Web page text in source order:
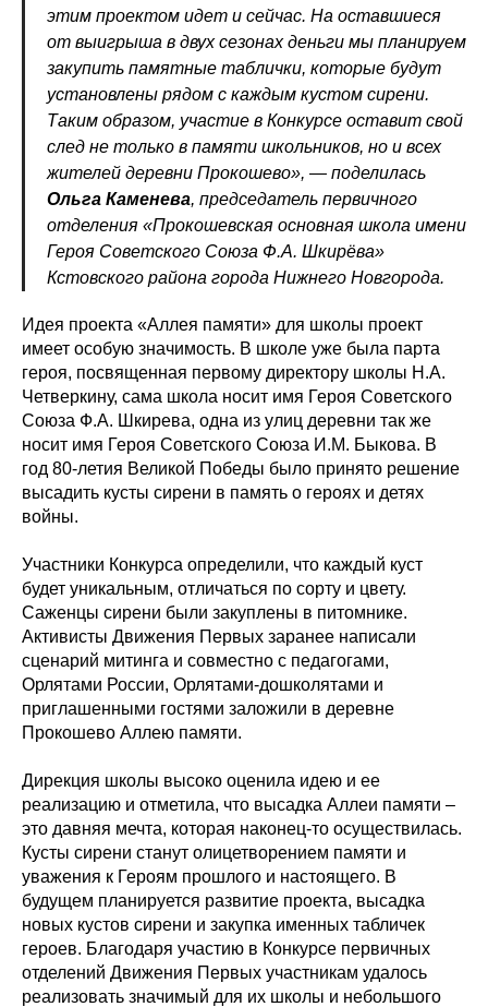
этим проектом идет и сейчас. На оставшиеся
от выигрыша в двух сезонах деньги мы планируем
закупить памятные таблички, которые будут
установлены рядом с каждым кустом сирени.
Таким образом, участие в Конкурсе оставит свой
след не только в памяти школьников, но и всех
жителей деревни Прокошево», — поделилась
Ольга Каменева, председатель первичного
отделения «Прокошевская основная школа имени
Героя Советского Союза Ф.А. Шкирёва»
Кстовского района города Нижнего Новгорода.
Идея проекта «Аллея памяти» для школы проект
имеет особую значимость. В школе уже была парта
героя, посвященная первому директору школы Н.А.
Четверкину, сама школа носит имя Героя Советского
Союза Ф.А. Шкирева, одна из улиц деревни так же
носит имя Героя Советского Союза И.М. Быкова. В
год 80-летия Великой Победы было принято решение
высадить кусты сирени в память о героях и детях
войны.
Участники Конкурса определили, что каждый куст
будет уникальным, отличаться по сорту и цвету.
Саженцы сирени были закуплены в питомнике.
Активисты Движения Первых заранее написали
сценарий митинга и совместно с педагогами,
Орлятами России, Орлятами-дошколятами и
приглашенными гостями заложили в деревне
Прокошево Аллею памяти.
Дирекция школы высоко оценила идею и ее
реализацию и отметила, что высадка Аллеи памяти –
это давняя мечта, которая наконец-то осуществилась.
Кусты сирени станут олицетворением памяти и
уважения к Героям прошлого и настоящего. В
будущем планируется развитие проекта, высадка
новых кустов сирени и закупка именных табличек
героев. Благодаря участию в Конкурсе первичных
отделений Движения Первых участникам удалось
реализовать значимый для их школы и небольшого